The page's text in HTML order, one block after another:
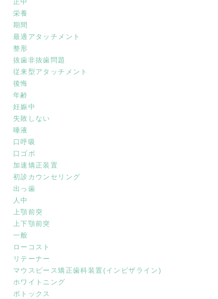
栄養
期間
最適アタッチメント
整形
抜歯非抜歯問題
従来型アタッチメント
後悔
年齢
妊娠中
失敗しない
唾液
口呼吸
口ゴボ
加速矯正装置
初診カウンセリング
出っ歯
人中
上顎前突
上下顎前突
一般
ローコスト
リテーナー
マウスピース矯正歯科装置(インビザライン)
ホワイトニング
ボトックス